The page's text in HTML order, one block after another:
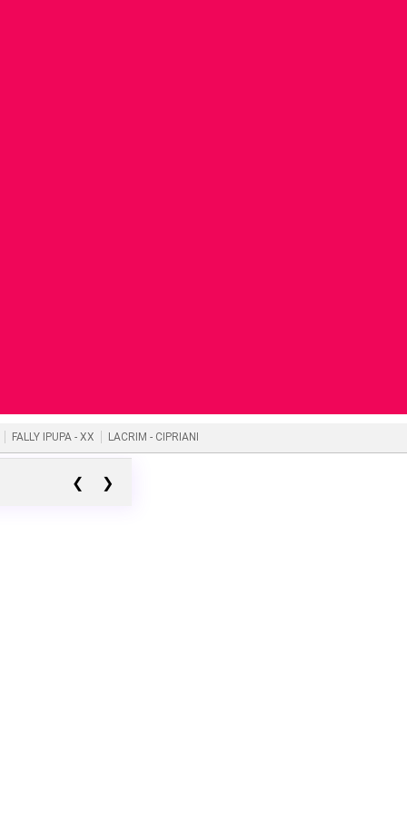
FALLY IPUPA - XX LACRIM - CIPRIANI
❮ ❯